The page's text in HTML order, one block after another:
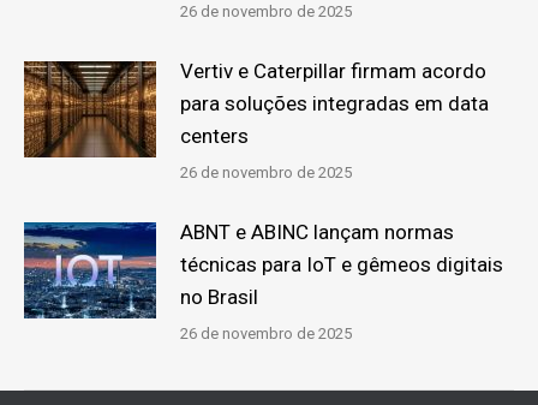
26 de novembro de 2025
Vertiv e Caterpillar firmam acordo
para soluções integradas em data
centers
26 de novembro de 2025
ABNT e ABINC lançam normas
técnicas para IoT e gêmeos digitais
no Brasil
26 de novembro de 2025